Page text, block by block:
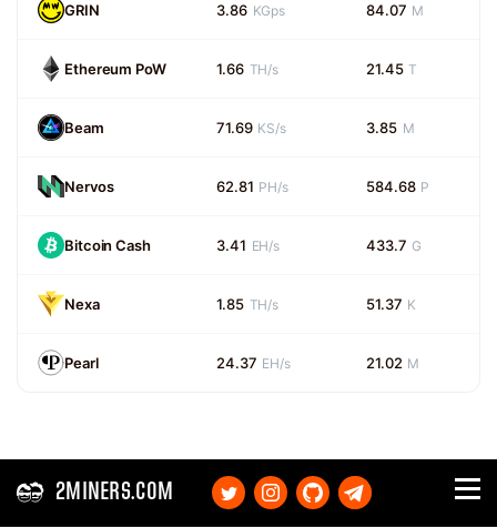
GRIN 3.86 KGps 84.07 M
Ethereum PoW 1.66 TH/s 21.45 T
Beam 71.69 KS/s 3.85 M
Nervos 62.81 PH/s 584.68 P
Bitcoin Cash 3.41 EH/s 433.7 G
Nexa 1.85 TH/s 51.37 K
Pearl 24.37 EH/s 21.02 M
2MINERS.COM